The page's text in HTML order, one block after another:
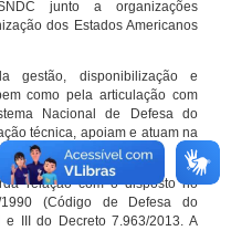
junto a organizações
dos Estados Americanos
gestão, disponibilização e
como pela articulação com
Nacional de Defesa do
técnica, apoiam e atuam na
relação com o disposto no
(Código de Defesa do
III do Decreto 7.963/2013. A